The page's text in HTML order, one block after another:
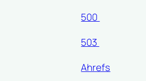
500
503
Ahrefs